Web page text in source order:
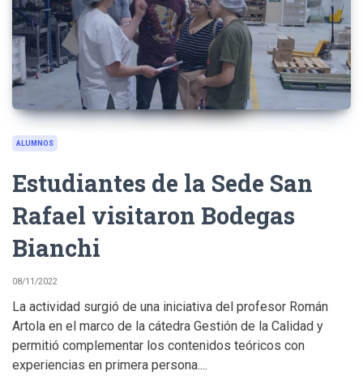
ALUMNOS
Estudiantes de la Sede San
Rafael visitaron Bodegas
Bianchi
08/11/2022
La actividad surgió de una iniciativa del profesor Román
Artola en el marco de la cátedra Gestión de la Calidad y
permitió complementar los contenidos teóricos con
experiencias en primera persona....